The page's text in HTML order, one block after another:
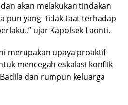
akan melakukan tindakan
pun yang tidak taat terhadap
ujar Kapolsek Laonti.
merupakan upaya proaktif
mencegah eskalasi konflik
dan rumpun keluarga